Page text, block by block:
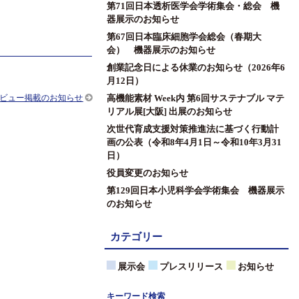
ュー掲載のお知らせ
第71回日本透析医学会学術集会・総会 機
器展示のお知らせ
第67回日本臨床細胞学会総会（春期大
会） 機器展示のお知らせ
創業記念日による休業のお知らせ（2026年6
月12日）
高機能素材 Week内 第6回サステナブル マテ
リアル展[大阪] 出展のお知らせ
次世代育成支援対策推進法に基づく行動計
画の公表（令和8年4月1日～令和10年3月31
日）
役員変更のお知らせ
第129回日本小児科学会学術集会 機器展示
のお知らせ
カテゴリー
お知らせ
プレスリリース
展示会
キーワード検索